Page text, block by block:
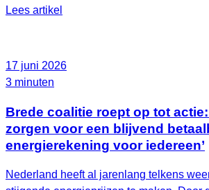
Lees artikel
17 juni 2026
3 minuten
Brede coalitie roept op tot
zorgen voor een blijvend
energierekening voor iedereen’
Nederland heeft al jarenlang telkens